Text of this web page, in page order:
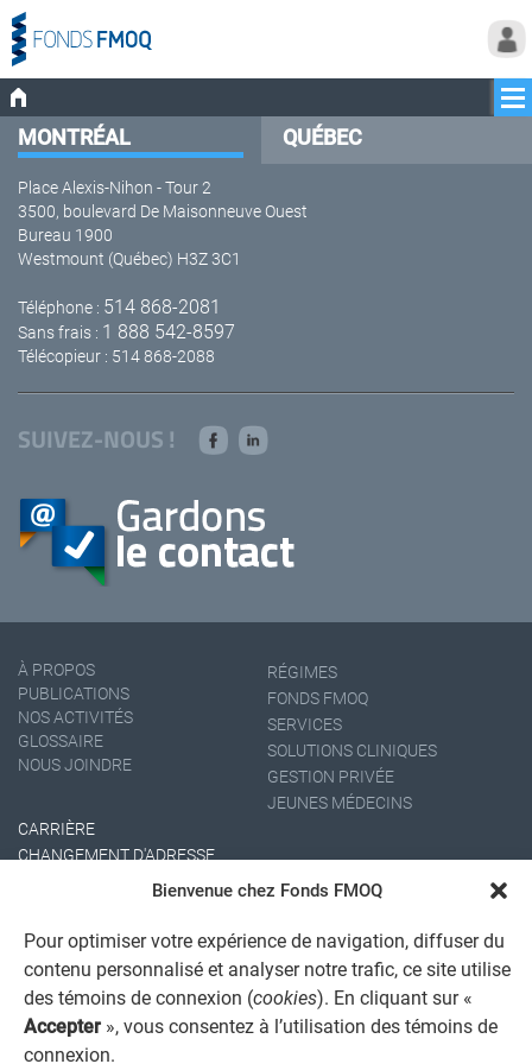
Bienvenue chez Fonds FMOQ
Pour optimiser votre expérience de navigation, diffuser du
contenu personnalisé et analyser notre trafic, ce site utilise
des témoins de connexion (cookies). En cliquant sur «
Accepter », vous consentez à l’utilisation des témoins de
connexion.
MONTRÉAL QUÉBEC
Place Alexis-Nihon - Tour 2
3500, boulevard De Maisonneuve Ouest
Bureau 1900
Westmount (Québec) H3Z 3C1
Téléphone : 514 868-2081
Sans frais : 1 888 542-8597
Télécopieur : 514 868-2088
SUIVEZ-NOUS !
À PROPOS
PUBLICATIONS
NOS ACTIVITÉS
GLOSSAIRE
NOUS JOINDRE
RÉGIMES
FONDS FMOQ
SERVICES
SOLUTIONS CLINIQUES
GESTION PRIVÉE
JEUNES MÉDECINS
CARRIÈRE
CHANGEMENT D'ADRESSE